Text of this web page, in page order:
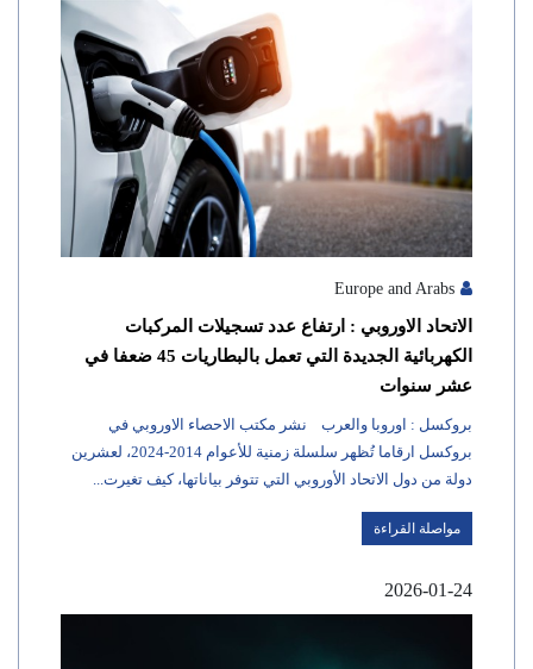
Europe and Arabs
الاتحاد الاوروبي : ارتفاع عدد تسجيلات المركبات
الكهربائية الجديدة التي تعمل بالبطاريات 45 ضعفا في
عشر سنوات
بروكسل : اوروبا والعرب نشر مكتب الاحصاء الاوروبي في
بروكسل ارقاما تُظهر سلسلة زمنية للأعوام 2014-2024، لعشرين
دولة من دول الاتحاد الأوروبي التي تتوفر بياناتها، كيف تغيرت...
مواصلة القراءة
2026-01-24